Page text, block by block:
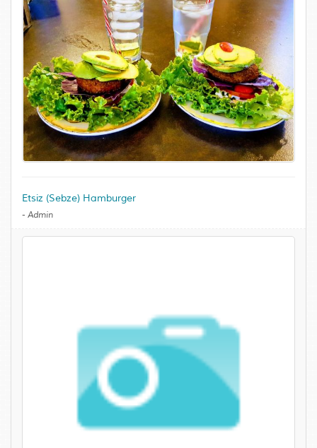
Etsiz (Sebze) Hamburger
- Admin